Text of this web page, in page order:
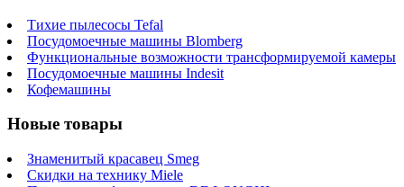
Тихие пылесосы Tefal
Посудомоечные машины Blomberg
Функциональные возможности трансформируемой камеры
Посудомоечные машины Indesit
Кофемашины
Новые товары
Знаменитый красавец Smeg
Скидки на технику Miele